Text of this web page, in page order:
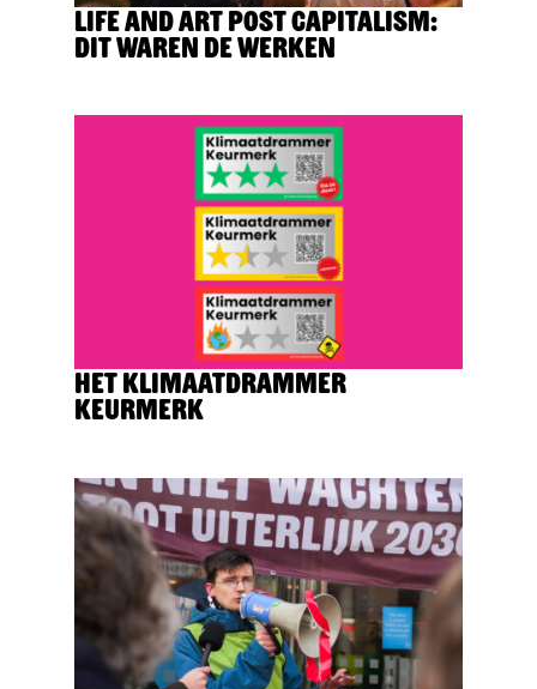
Life and Art Post Capitalism:
dit waren de werken
Het Klimaatdrammer
Keurmerk